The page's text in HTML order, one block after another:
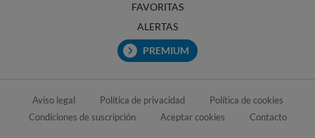
FAVORITAS
ALERTAS
PREMIUM
Aviso legal Política de privacidad
Política de cookies
Condiciones de suscripción
Aceptar cookies Contacto